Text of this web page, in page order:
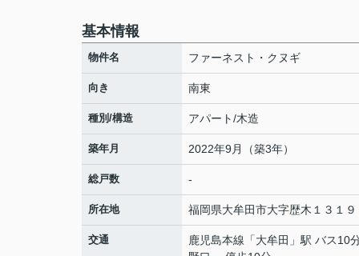
基本情報
物件名 ファーネスト・クヌギ
向き 南東
種別/構造 アパート/木造
築年月 2022年9月（築3年）
総戸数 -
所在地 福岡県大牟田市大字歴木 １３１９
交通 鹿児島本線 「大牟田 」駅 バス10